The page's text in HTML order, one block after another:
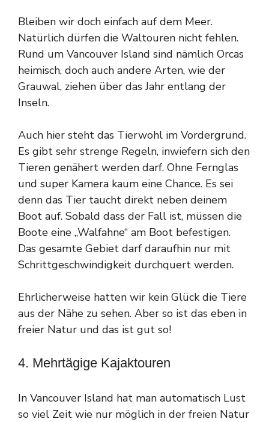
Bleiben wir doch einfach auf dem Meer.
Natürlich dürfen die Waltouren nicht fehlen.
Rund um Vancouver Island sind nämlich Orcas
heimisch, doch auch andere Arten, wie der
Grauwal, ziehen über das Jahr entlang der
Inseln.
Auch hier steht das Tierwohl im Vordergrund.
Es gibt sehr strenge Regeln, inwiefern sich den
Tieren genähert werden darf. Ohne Fernglas
und super Kamera kaum eine Chance. Es sei
denn das Tier taucht direkt neben deinem
Boot auf. Sobald dass der Fall ist, müssen die
Boote eine „Walfahne“ am Boot befestigen.
Das gesamte Gebiet darf daraufhin nur mit
Schrittgeschwindigkeit durchquert werden.
Ehrlicherweise hatten wir kein Glück die Tiere
aus der Nähe zu sehen. Aber so ist das eben in
freier Natur und das ist gut so!
4. Mehrtägige Kajaktouren
In Vancouver Island hat man automatisch Lust
so viel Zeit wie nur möglich in der freien Natur